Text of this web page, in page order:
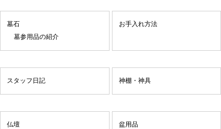
墓石
墓参用品の紹介
お手入れ方法
スタッフ日記 神棚・神具
仏壇
盆用品